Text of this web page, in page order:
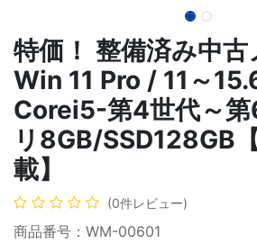
特価！ 整備済み中
Win 11 Pro / 11～
Corei5-第4世代～
リ8GB/SSD128GB
載】
(0件レビュー)
商品番号：WM-00601